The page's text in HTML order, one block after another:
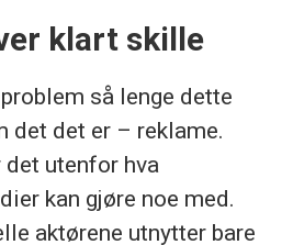
klart skille
så lenge dette
det det er – reklame.
utenfor hva
kan gjøre noe med.
aktørene utnytter bare